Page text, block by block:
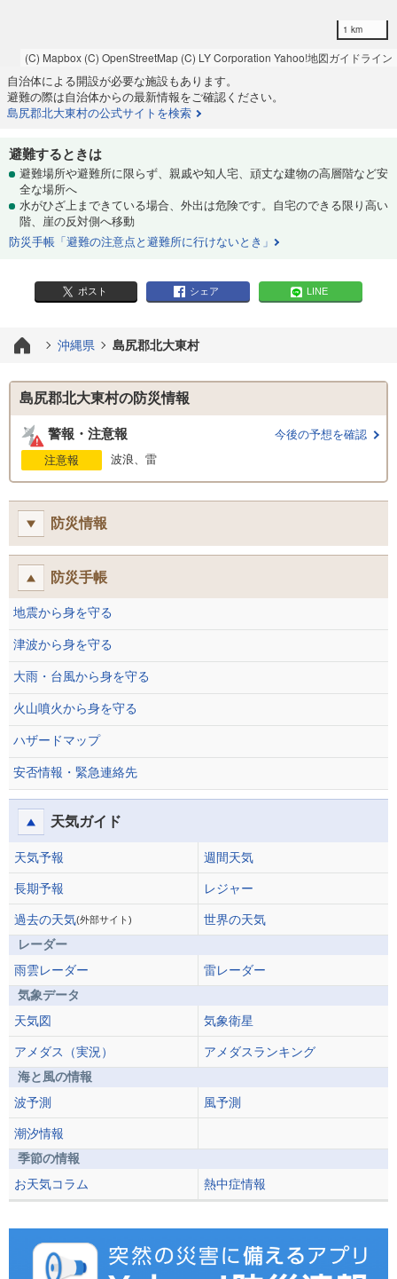
1 km
(C) Mapbox (C) OpenStreetMap (C) LY Corporation Yahoo!地図ガイドライン
自治体による開設が必要な施設もあります。
避難の際は自治体からの最新情報をご確認ください。
島尻郡北大東村の公式サイトを検索
避難するときは
避難場所や避難所に限らず、親戚や知人宅、頑丈な建物の高層階など安
全な場所へ
水がひざ上まできている場合、外出は危険です。自宅のできる限り高い
階、崖の反対側へ移動
防災手帳「避難の注意点と避難所に行けないとき」
ポスト シェア LINE
沖縄県 島尻郡北大東村
島尻郡北大東村の防災情報
警報・注意報
今後の予想を確認
注意報
波浪、雷
防災情報
防災手帳
地震から身を守る
津波から身を守る
大雨・台風から身を守る
火山噴火から身を守る
ハザードマップ
安否情報・緊急連絡先
天気ガイド
天気予報 週間天気
長期予報 レジャー
過去の天気(外部サイト)
世界の天気
レーダー
雨雲レーダー
雷レーダー
気象データ
天気図
気象衛星
アメダス（実況）
アメダスランキング
海と風の情報
波予測
風予測
潮汐情報
季節の情報
お天気コラム
熱中症情報